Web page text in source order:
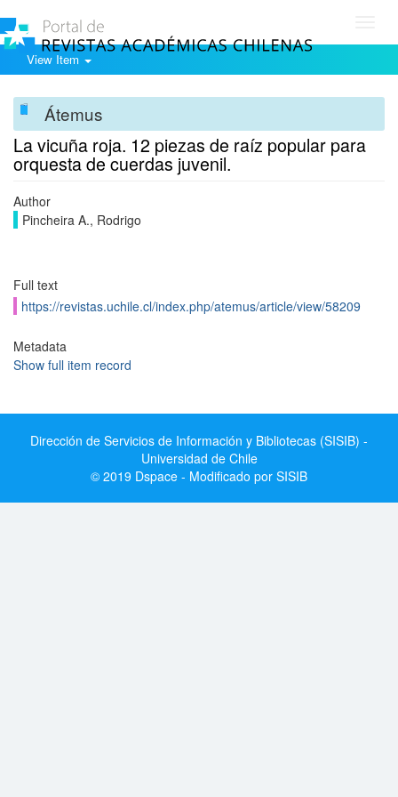
View Item
Átemus
La vicuña roja. 12 piezas de raíz popular para
orquesta de cuerdas juvenil.
Author
Pincheira A., Rodrigo
Full text
https://revistas.uchile.cl/index.php/atemus/article/view/58209
Metadata
Show full item record
Dirección de Servicios de Información y Bibliotecas (SISIB) -
Universidad de Chile
© 2019 Dspace - Modificado por SISIB